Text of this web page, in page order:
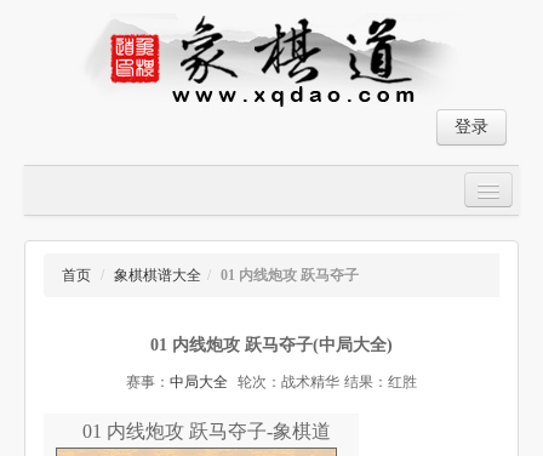
登录
大师对局
象棋小游戏
首页 / 象棋棋谱大全 / 01 内线炮攻 跃马夺子
01 内线炮攻 跃马夺子(中局大全)
赛事： 中局大全 轮次：战术精华 结果：红胜
01 内线炮攻 跃马夺子-象棋道